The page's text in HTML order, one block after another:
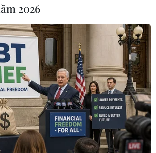
(TTXVN/Vietnam+)
2026